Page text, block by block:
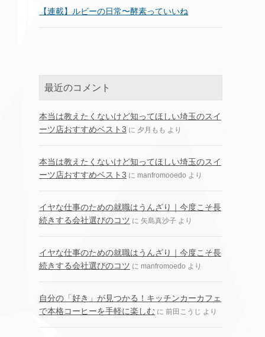
【連載】ルビーの日常〜酵素っていいね
最近のコメント
本当は教えたくないけど知ってほしい埼玉のスイ
ーツ店おすすめベスト3 に 夕月もも より
本当は教えたくないけど知ってほしい埼玉のスイ
ーツ店おすすめベスト3 に manfromooedo より
イヤな仕事のための就職はうんざり｜今度こそ長
続きする会社選びのコツ に 矢島真沙子 より
イヤな仕事のための就職はうんざり｜今度こそ長
続きする会社選びのコツ に manfromoedo より
自分の「好き」が見つかる！キッチンカーカフェ
で本格コーヒーを手軽に楽しむ に 前田こうじ より